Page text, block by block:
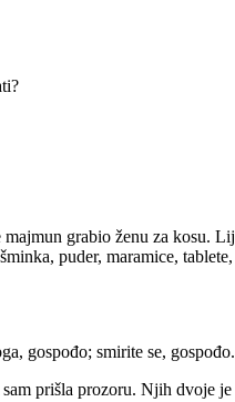
grabio ženu za kosu.
puder, maramice,
gospođo; smirite se, gospođo.
prišla prozoru. Njih dvoje